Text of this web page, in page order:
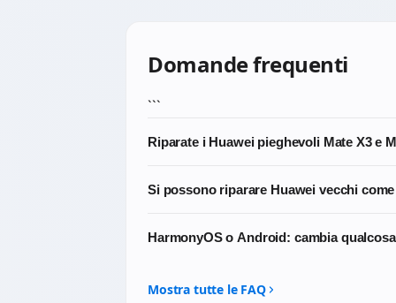
Domande frequenti
```
Riparate i Huawei pieghevoli Mate X3 e
Scrivici prima di portarlo: per i pieghevoli
Si possono riparare Huawei vecchi come
possiamo intervenire e in che tempi.
HarmonyOS o Android: cambia
influenzano in alcun modo le procedure
Mostra tutte le FAQ